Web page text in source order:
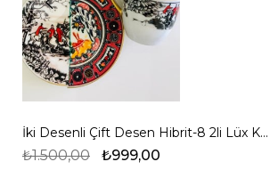
İki Desenli Çift Desen Hibrit-8 2li Lüx Kahve Fincanı
₺999,00
₺1.500,00